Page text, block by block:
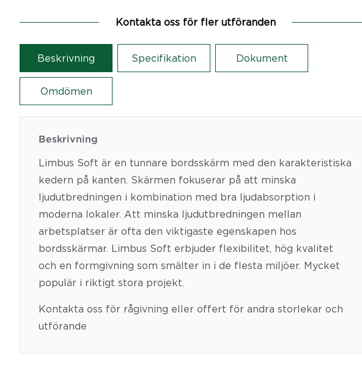
Kontakta oss för fler utföranden
Beskrivning Specifikation Dokument
Omdömen
Beskrivning
Limbus Soft är en tunnare bordsskärm med den karakteristiska
kedern på kanten. Skärmen fokuserar på att minska
ljudutbredningen i kombination med bra ljudabsorption i
moderna lokaler. Att minska ljudutbredningen mellan
arbetsplatser är ofta den viktigaste egenskapen hos
bordsskärmar. Limbus Soft erbjuder flexibilitet, hög kvalitet
och en formgivning som smälter in i de flesta miljöer. Mycket
populär i riktigt stora projekt.
Kontakta oss för rågivning eller offert för andra storlekar och
utförande